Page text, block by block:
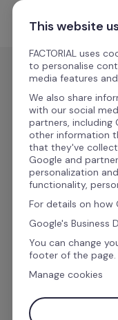
Przejdź do treści
Zostań
Dołączając do
potencjał
możliwości
swoją ofertę
rentowność!
This website
FACTORIAL uses
to personalise
media features
We also share
with our social
partners, including
other information
that they've
Google and
personalization
functionality,
For details on how
Google's Business
You can change
footer of the page.
Manage cookies